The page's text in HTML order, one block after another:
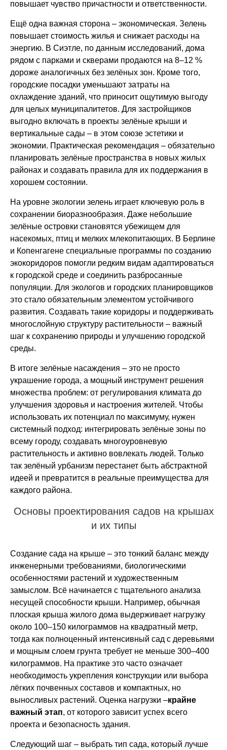
повышает чувство причастности и ответственности.
Ещё одна важная сторона – экономическая. Зелень
повышает стоимость жилья и снижает расходы на
энергию. В Сиэтле, по данным исследований, дома
рядом с парками и скверами продаются на 8–12 %
дороже аналогичных без зелёных зон. Кроме того,
городские посадки уменьшают затраты на
охлаждение зданий, что приносит ощутимую выгоду
для целых муниципалитетов. Для застройщиков
выгодно включать в проекты зелёные крыши и
вертикальные сады – в этом союзе эстетики и
экономии. Практическая рекомендация – обязательно
планировать зелёные пространства в новых жилых
районах и создавать правила для их поддержания в
хорошем состоянии.
На уровне экологии зелень играет ключевую роль в
сохранении биоразнообразия. Даже небольшие
зелёные островки становятся убежищем для
насекомых, птиц и мелких млекопитающих. В Берлине
и Копенгагене специальные программы по созданию
экокоридоров помогли редким видам адаптироваться
к городской среде и соединить разбросанные
популяции. Для экологов и городских планировщиков
это стало обязательным элементом устойчивого
развития. Создавать такие коридоры и поддерживать
многослойную структуру растительности – важный
шаг к сохранению природы и улучшению городской
среды.
В итоге зелёные насаждения – это не просто
украшение города, а мощный инструмент решения
множества проблем: от регулирования климата до
улучшения здоровья и настроения жителей. Чтобы
использовать их потенциал по максимуму, нужен
системный подход: интегрировать зелёные зоны по
всему городу, создавать многоуровневую
растительность и активно вовлекать людей. Только
так зелёный урбанизм перестанет быть абстрактной
идеей и превратится в реальные преимущества для
каждого района.
Основы проектирования садов на крышах
и их типы
Создание сада на крыше – это тонкий баланс между
инженерными требованиями, биологическими
особенностями растений и художественным
замыслом. Всё начинается с тщательного анализа
несущей способности крыши. Например, обычная
плоская крыша жилого дома выдерживает нагрузку
около 100–150 килограммов на квадратный метр,
тогда как полноценный интенсивный сад с деревьями
и мощным слоем грунта требует не меньше 300–400
килограммов. На практике это часто означает
необходимость укрепления конструкции или выбора
лёгких почвенных составов и компактных, но
выносливых растений. Оценка нагрузки –крайне
важный этап, от которого зависит успех всего
проекта и безопасность здания.
Следующий шаг – выбрать тип сада, который лучше